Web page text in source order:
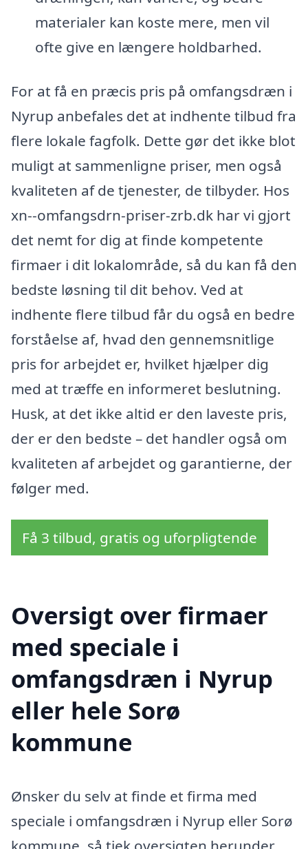
materialer kan koste mere, men vil
ofte give en længere holdbarhed.
For at få en præcis pris på omfangsdræn i
Nyrup anbefales det at indhente tilbud fra
flere lokale fagfolk. Dette gør det ikke blot
muligt at sammenligne priser, men også
kvaliteten af de tjenester, de tilbyder. Hos
xn--omfangsdrn-priser-zrb.dk har vi gjort
det nemt for dig at finde kompetente
firmaer i dit lokalområde, så du kan få den
bedste løsning til dit behov. Ved at
indhente flere tilbud får du også en bedre
forståelse af, hvad den gennemsnitlige
pris for arbejdet er, hvilket hjælper dig
med at træffe en informeret beslutning.
Husk, at det ikke altid er den laveste pris,
der er den bedste – det handler også om
kvaliteten af arbejdet og garantierne, der
følger med.
Få 3 tilbud, gratis og uforpligtende
Oversigt over firmaer
med speciale i
omfangsdræn i Nyrup
eller hele Sorø
kommune
Ønsker du selv at finde et firma med
speciale i omfangsdræn i Nyrup eller Sorø